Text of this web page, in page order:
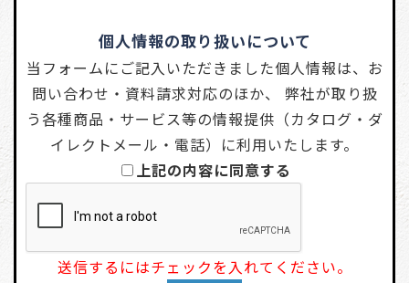
個人情報の取り扱いについて
当フォームにご記入いただきました個人情報は、お
問い合わせ・資料請求対応のほか、 弊社が取り扱
う各種商品・サービス等の情報提供（カタログ・ダ
イレクトメール・電話）に利用いたします。
上記の内容に同意する
送信するにはチェックを入れてください。